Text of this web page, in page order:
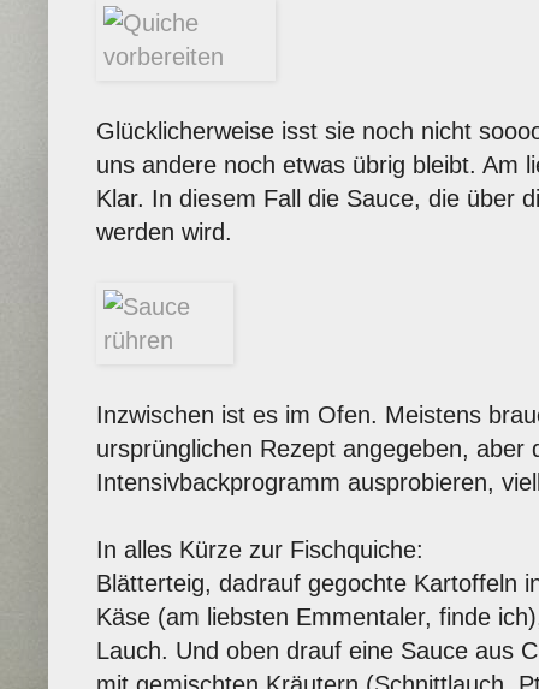
Glücklicherweise isst sie noch nicht
uns andere noch etwas übrig bleibt. Am
Klar. In diesem Fall die Sauce, die über
werden wird.
Inzwischen ist es im Ofen. Meistens
ursprünglichen Rezept angegeben, aber
Intensivbackprogramm ausprobieren,
In alles Kürze zur Fischquiche:
Blätterteig, dadrauf gegochte Kartoffeln
Käse (am liebsten Emmentaler, finde
Lauch. Und oben drauf eine Sauce aus